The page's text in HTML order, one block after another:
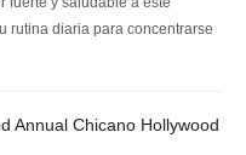
rutina diaria para concentrarse
Annual Chicano Hollywood